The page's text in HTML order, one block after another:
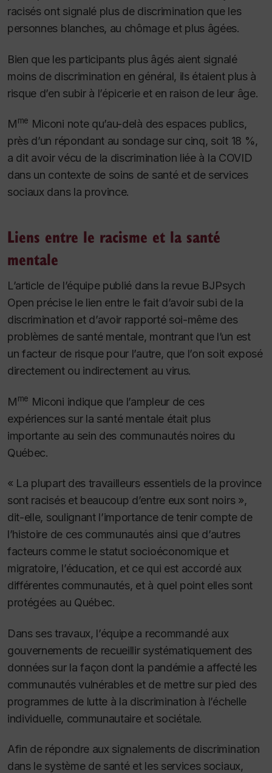
racisés ont signalé plus de discrimination que les
personnes blanches, au chômage et plus âgées.
Bien que les participants plus âgés aient signalé
moins de discrimination en général, ils étaient plus à
risque d’en subir à l’épicerie et en raison de leur âge.
Mme Miconi note qu’au-delà des espaces publics,
près d’un répondant au sondage sur cinq, soit 18 %,
a dit avoir vécu de la discrimination liée à la COVID
dans un contexte de soins de santé et de services
sociaux dans la province.
Liens entre le racisme et la santé
mentale
L’article de l’équipe publié dans la revue BJPsych
Open précise le lien entre le fait d’avoir subi de la
discrimination et d’avoir rapporté soi-même des
problèmes de santé mentale, montrant que l’un est
un facteur de risque pour l’autre, que l’on soit exposé
directement ou indirectement au virus.
Mme Miconi indique que l’ampleur de ces
expériences sur la santé mentale était plus
importante au sein des communautés noires du
Québec.
« La plupart des travailleurs essentiels de la province
sont racisés et beaucoup d’entre eux sont noirs »,
dit-elle, soulignant l’importance de tenir compte de
l’histoire de ces communautés ainsi que d’autres
facteurs comme le statut socioéconomique et
migratoire, l’éducation, et ce qui est accordé aux
différentes communautés, et à quel point elles sont
protégées au Québec.
Dans ses travaux, l’équipe a recommandé aux
gouvernements de recueillir systématiquement des
données sur la façon dont la pandémie a affecté les
communautés vulnérables et de mettre sur pied des
programmes de lutte à la discrimination à l’échelle
individuelle, communautaire et sociétale.
Afin de répondre aux signalements de discrimination
dans le système de santé et les services sociaux,